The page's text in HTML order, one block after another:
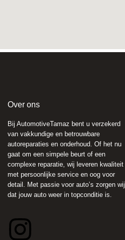
Over ons
Bij AutomotiveTamaz bent u verzekerd
van vakkundige en betrouwbare
autoreparaties en onderhoud. Of het nu
gaat om een simpele beurt of een
complexe reparatie, wij leveren kwaliteit
met persoonlijke service en oog voor
detail. Met passie voor auto’s zorgen wij
dat jouw auto weer in topconditie is.